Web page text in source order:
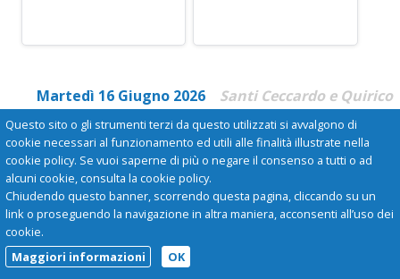
Martedì 16 Giugno 2026 Santi Ceccardo e Quirico
Questo sito o gli strumenti terzi da questo utilizzati si avvalgono di
cookie necessari al funzionamento ed utili alle finalità illustrate nella
cookie policy. Se vuoi saperne di più o negare il consenso a tutti o ad
alcuni cookie, consulta la cookie policy.
Chiudendo questo banner, scorrendo questa pagina, cliccando su un
link o proseguendo la navigazione in altra maniera, acconsenti all’uso dei
cookie.
Maggiori informazioni
OK